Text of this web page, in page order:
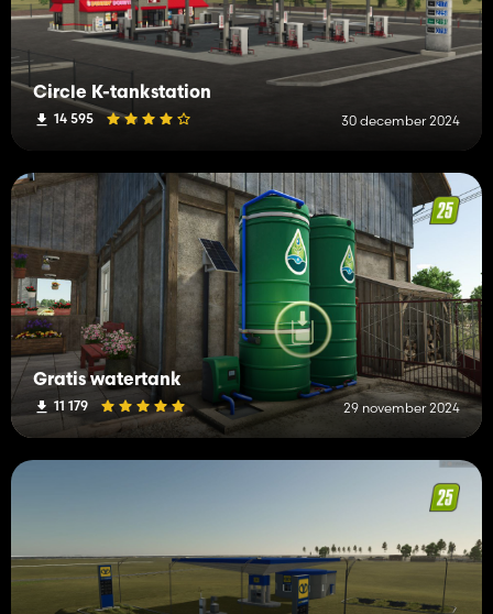
Circle K-tankstation
14 595 30 december 2024
Gratis watertank
11 179 29 november 2024